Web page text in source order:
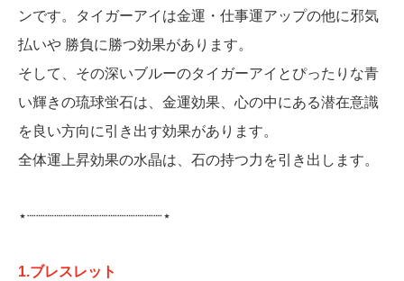
ンです。タイガーアイは金運・仕事運アップの他に邪気
払いや 勝負に勝つ効果があります。
そして、その深いブルーのタイガーアイとぴったりな青
い輝きの琉球蛍石は、金運効果、心の中にある潜在意識
を良い方向に引き出す効果があります。
全体運上昇効果の水晶は、石の持つ力を引き出します。
⋆┈┈┈┈┈┈┈┈┈┈┈┈┈┈┈⋆
1.ブレスレット